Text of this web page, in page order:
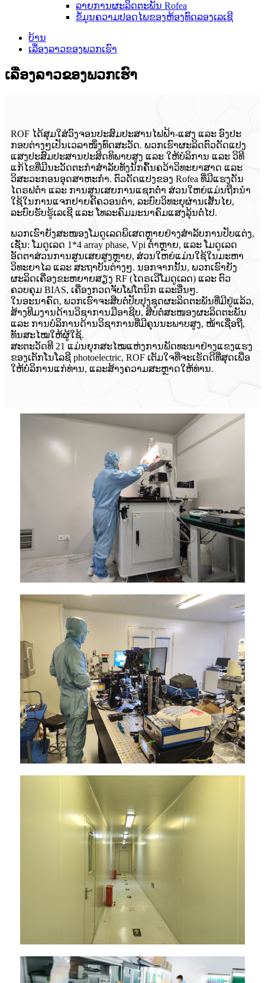
ລາຍການຜະລິດຕະພັນ Rofea
ຂໍ້ມູນຄວາມປອດໄພຂອງຫ້ອງທົດລອງເລເຊີ
ບ້ານ
ເລື່ອງລາວຂອງພວກເຮົາ
ເລື່ອງລາວຂອງພວກເຮົາ
ROF ໄດ້ສຸມໃສ່ວົງຈອນປະສົມປະສານໄຟຟ້າ-ແສງ ແລະ ອົງປະ
ກອບຕ່າງໆເປັນເວລາໜຶ່ງທົດສະວັດ. ພວກເຮົາຜະລິດຕົວດັດແປງ
ແສງປະສົມປະສານປະສິດທິພາບສູງ ແລະ ໃຫ້ບໍລິການ ແລະ ວິທີ
ແກ້ໄຂທີ່ມີນະວັດຕະກໍາສໍາລັບທັງນັກຄົ້ນຄວ້າວິທະຍາສາດ ແລະ
ວິສະວະກອນອຸດສາຫະກໍາ. ຕົວດັດແປງຂອງ Rofea ທີ່ມີແຮງດັນ
ໄດຣຟຕໍ່າ ແລະ ການສູນເສຍການແຊກຕໍ່າ ສ່ວນໃຫຍ່ແມ່ນຖືກນໍາ
ໃຊ້ໃນການແຈກຢາຍຄີຄວອນຕຳ, ລະບົບວິທະຍຸຜ່ານເສັ້ນໄຍ,
ລະບົບຮັບຮູ້ເລເຊີ ແລະ ໂທລະຄົມມະນາຄົມແສງລຸ້ນຕໍ່ໄປ.
ພວກເຮົາຍັງສະໜອງໂມດູເລດພິເສດຫຼາຍຢ່າງສຳລັບການປັບແຕ່ງ,
ເຊັ່ນ: ໂມດູເລດ 1*4 array phase, Vpi ຕ່ຳຫຼາຍ, ແລະ ໂມດູເລດ
ອັດຕາສ່ວນການສູນເສຍສູງຫຼາຍ, ສ່ວນໃຫຍ່ແມ່ນໃຊ້ໃນມະຫາ
ວິທະຍາໄລ ແລະ ສະຖາບັນຕ່າງໆ. ນອກຈາກນັ້ນ, ພວກເຮົາຍັງ
ຜະລິດເຄື່ອງຂະຫຍາຍສຽງ RF (ໄດຣເວີໂມດູເລດ) ແລະ ຕົວ
ຄວບຄຸມ BIAS, ເຄື່ອງກວດຈັບໂຟໂຕນິກ ແລະອື່ນໆ.
ໃນອະນາຄົດ, ພວກເຮົາຈະສືບຕໍ່ປັບປຸງຊຸດຜະລິດຕະພັນທີ່ມີຢູ່ແລ້ວ,
ສ້າງທີມງານດ້ານວິຊາການມືອາຊີບ, ສືບຕໍ່ສະໜອງຜະລິດຕະພັນ
ແລະ ການບໍລິການດ້ານວິຊາການທີ່ມີຄຸນນະພາບສູງ, ໜ້າເຊື່ອຖື,
ທັນສະໄໝໃຫ້ຜູ້ໃຊ້.
ສະຕະວັດທີ 21 ແມ່ນຍຸກສະໄໝແຫ່ງການພັດທະນາຢ່າງແຂງແຮງ
ຂອງເຕັກໂນໂລຊີ photoelectric, ROF ເຕັມໃຈທີ່ຈະເຮັດດີທີ່ສຸດເພື່ອ
ໃຫ້ບໍລິການແກ່ທ່ານ, ແລະສ້າງຄວາມສະຫຼາດໃຫ້ທ່ານ.